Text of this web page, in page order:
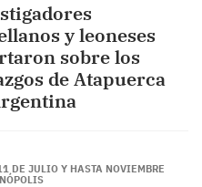
y leoneses
sobre los
de Atapuerca
DE JULIO Y HASTA NOVIEMBRE